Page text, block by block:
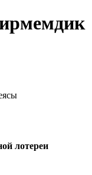
лотереи